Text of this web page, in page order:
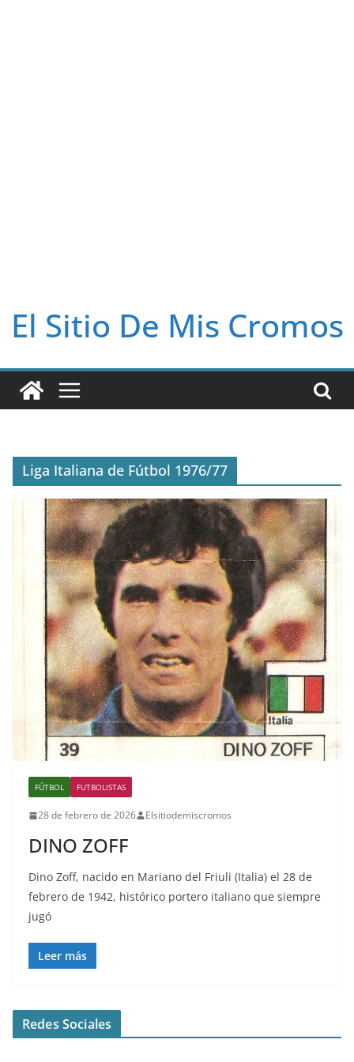
El Sitio De Mis Cromos
Liga Italiana de Fútbol 1976/77
FÚTBOL FUTBOLISTAS
28 de febrero de 2026 Elsitiodemiscromos
DINO ZOFF
Dino Zoff, nacido en Mariano del Friuli (Italia) el 28 de
febrero de 1942, histórico portero italiano que siempre
jugó
Leer más
Redes Sociales